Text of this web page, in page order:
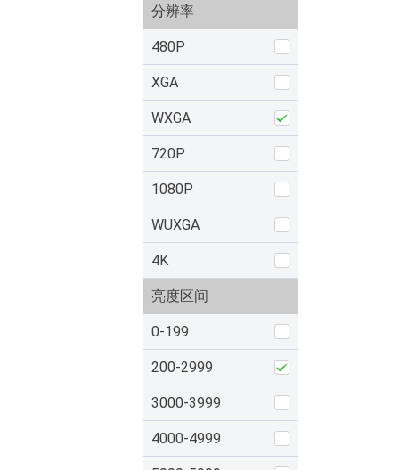
分辨率
480P
XGA
WXGA
720P
1080P
WUXGA
4K
亮度区间
0-199
200-2999
3000-3999
4000-4999